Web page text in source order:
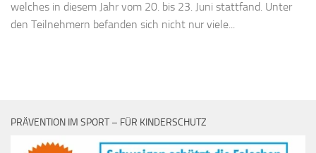
welches in diesem Jahr vom 20. bis 23. Juni stattfand. Unter
den Teilnehmern befanden sich nicht nur viele...
PRÄVENTION IM SPORT – FÜR KINDERSCHUTZ